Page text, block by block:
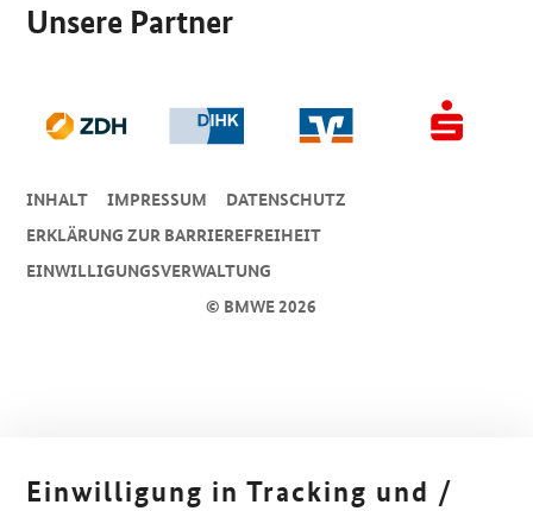
Unsere Partner
© BMWE 2026
INHALT IMPRESSUM
DA­TEN­SCHUTZ
ERKLÄRUNG ZUR BARRIEREFREIHEIT
EINWILLIGUNGSVERWALTUNG
Einwilligung in Tracking und /